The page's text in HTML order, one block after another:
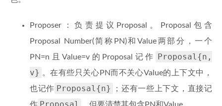
Proposer：负责提议Proposal。Proposal包含
Proposal Number(简称PN)和Value两部分，一个
PN=n且Value=v的Proposal记作
Proposal{n,
v} 。在有些只关心PN而不关心Value的上下文中，
也记作 Proposal{n}
；还有一些上下文，直接记
作
，但要清楚其包含PN和Value。